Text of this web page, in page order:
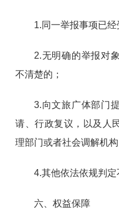
1.同一举报事项已经
2.无明确的举报对
不清楚的；
3.向文旅广体部门
请、行政复议，以及人
理部门或者社会调解机
4.其他依法依规判定
六、权益保障